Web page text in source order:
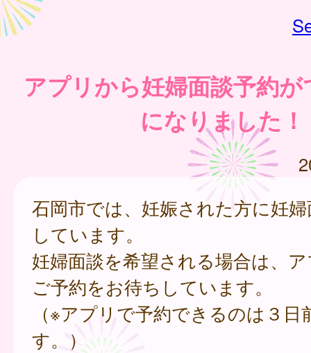
アプリから妊婦面談予約
になりました！
石岡市では、妊娠された方に妊
しています。
妊婦面談を希望される場合は、
ご予約をお待ちしています。
（※アプリで予約できるのは３日
す。）